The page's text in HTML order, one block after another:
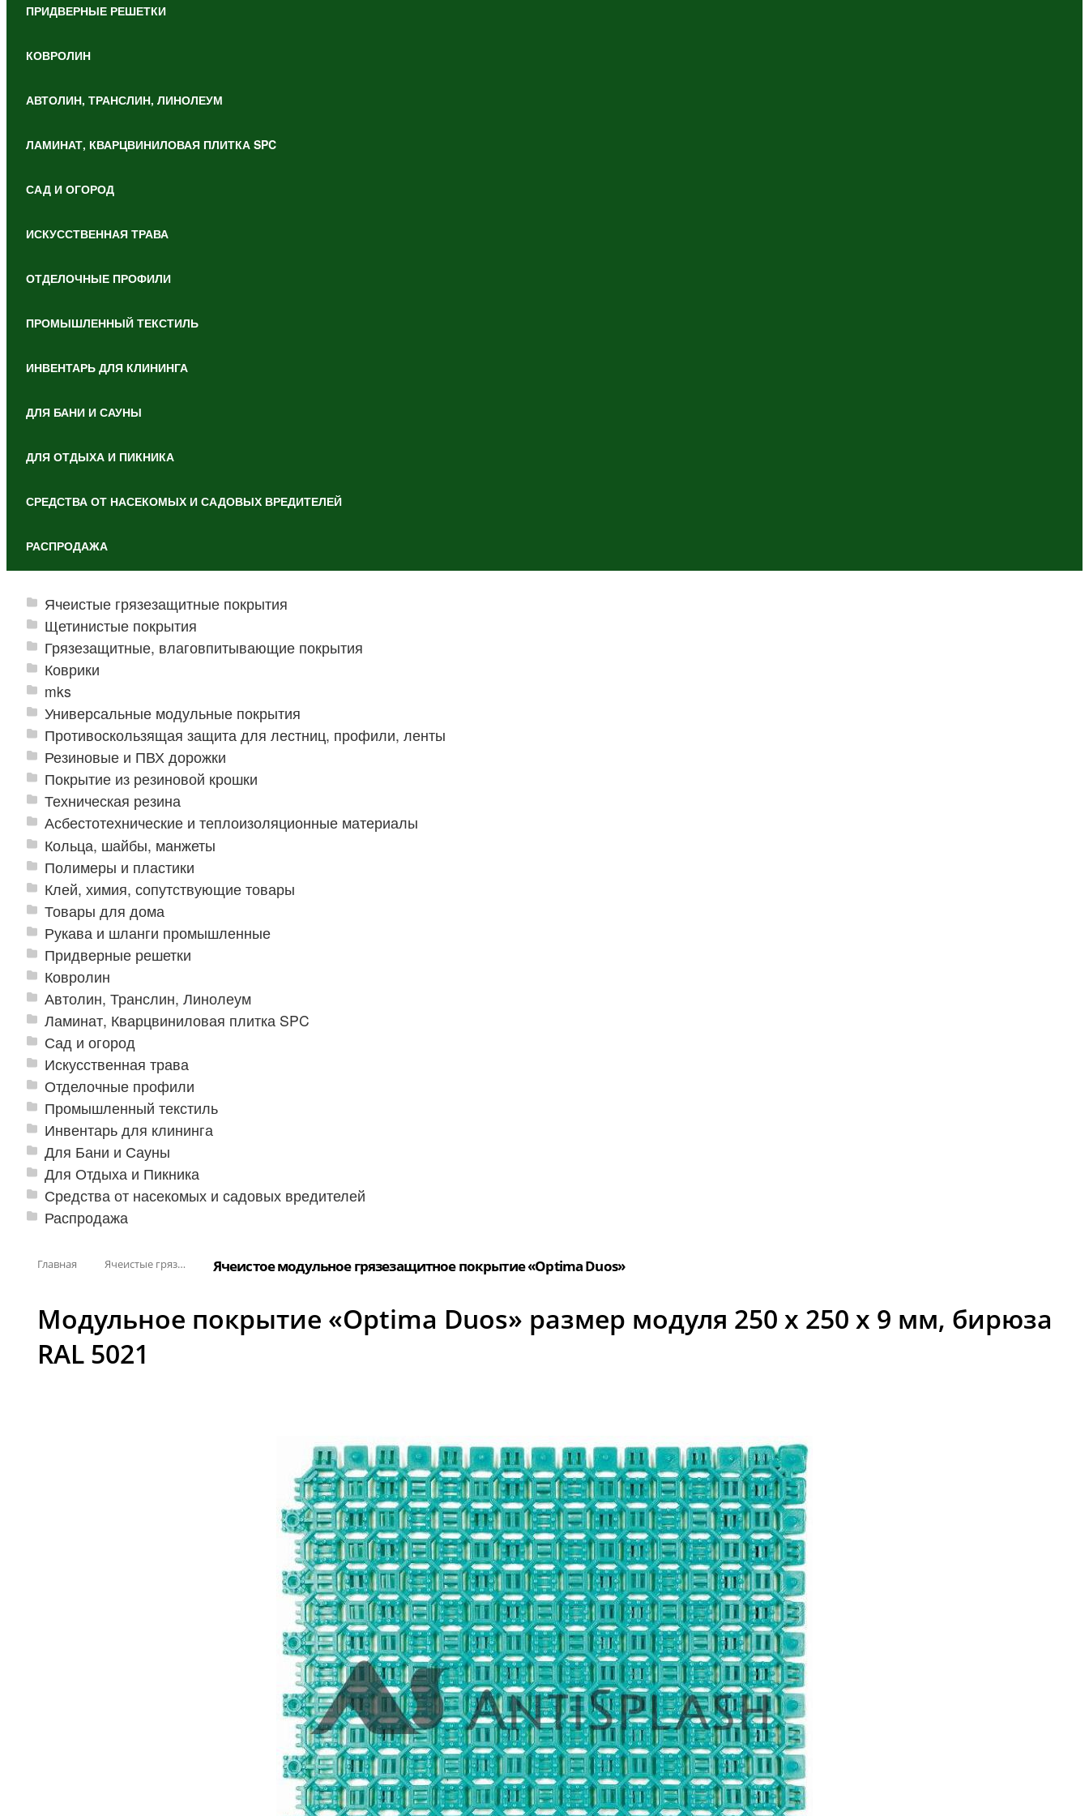
ПРИДВЕРНЫЕ РЕШЕТКИ
КОВРОЛИН
АВТОЛИН, ТРАНСЛИН, ЛИНОЛЕУМ
ЛАМИНАТ, КВАРЦВИНИЛОВАЯ ПЛИТКА SPC
САД И ОГОРОД
ИСКУССТВЕННАЯ ТРАВА
ОТДЕЛОЧНЫЕ ПРОФИЛИ
ПРОМЫШЛЕННЫЙ ТЕКСТИЛЬ
ИНВЕНТАРЬ ДЛЯ КЛИНИНГА
ДЛЯ БАНИ И САУНЫ
ДЛЯ ОТДЫХА И ПИКНИКА
СРЕДСТВА ОТ НАСЕКОМЫХ И САДОВЫХ ВРЕДИТЕЛЕЙ
РАСПРОДАЖА
Ячеистые грязезащитные покрытия
Щетинистые покрытия
Грязезащитные, влаговпитывающие покрытия
Коврики
mks
Универсальные модульные покрытия
Противоскользящая защита для лестниц, профили, ленты
Резиновые и ПВХ дорожки
Покрытие из резиновой крошки
Техническая резина
Асбестотехнические и теплоизоляционные материалы
Кольца, шайбы, манжеты
Полимеры и пластики
Клей, химия, сопутствующие товары
Товары для дома
Рукава и шланги промышленные
Придверные решетки
Ковролин
Автолин, Транслин, Линолеум
Ламинат, Кварцвиниловая плитка SPC
Сад и огород
Искусственная трава
Отделочные профили
Промышленный текстиль
Инвентарь для клининга
Для Бани и Сауны
Для Отдыха и Пикника
Средства от насекомых и садовых вредителей
Распродажа
Главная Ячеистые грязезащитные покрытия Ячеистое модульное грязезащитное покрытие «Optima Duos»
Модульное покрытие «Optima Duos» размер модуля 250 х 250 х 9 мм, бирюза
RAL 5021